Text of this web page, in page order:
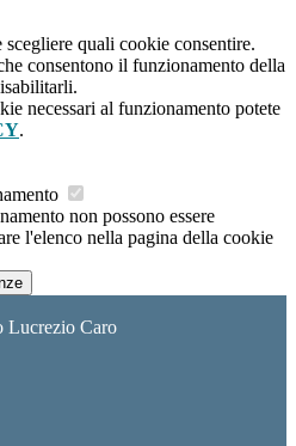
scegliere quali cookie consentire.
consentono il funzionamento della
necessari al funzionamento potete
.
non possono essere
l'elenco nella pagina della cookie
Lucrezio Caro